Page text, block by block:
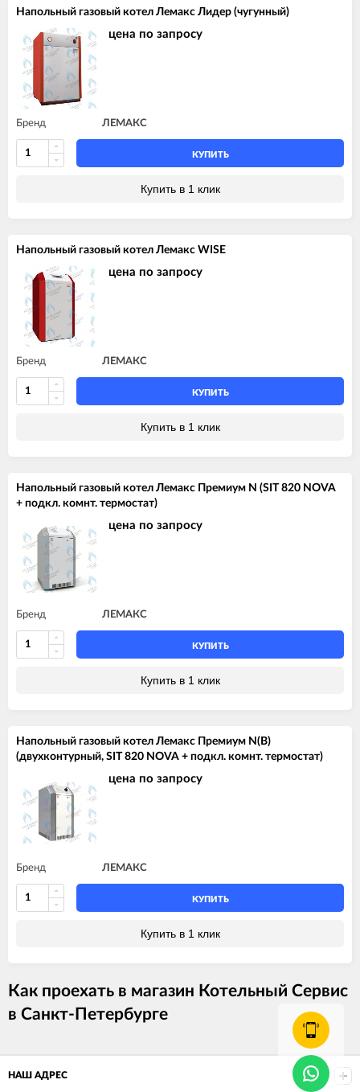
Напольный газовый котел Лемакс Лидер (чугунный)
цена по запросу
Бренд ЛЕМАКС
КУПИТЬ
Купить в 1 клик
Напольный газовый котел Лемакс WISE
цена по запросу
Бренд ЛЕМАКС
КУПИТЬ
Купить в 1 клик
Напольный газовый котел Лемакс Премиум N (SIT 820 NOVA
+ подкл. комнт. термостат)
цена по запросу
Бренд ЛЕМАКС
КУПИТЬ
Купить в 1 клик
Напольный газовый котел Лемакс Премиум N(B)
(двухконтурный, SIT 820 NOVA + подкл. комнт. термостат)
цена по запросу
Бренд ЛЕМАКС
КУПИТЬ
Купить в 1 клик
Как проехать в магазин Котельный Сервис
в Санкт-Петербурге
НАШ АДРЕС